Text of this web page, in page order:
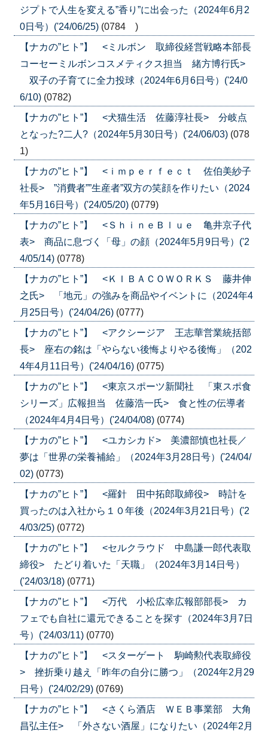
ジプトで人生を変える”香り”に出会った（2024年6月2
0日号）('24/06/25) (0784 )
【ナカの”ヒト”】 <ミルボン 取締役経営戦略本部長
コーセーミルボンコスメティクス担当 緒方博行氏>
双子の子育てに全力投球（2024年6月6日号）('24/0
6/10) (0782)
【ナカの”ヒト”】 <犬猫生活 佐藤淳社長> 分岐点
となった?二人?（2024年5月30日号）('24/06/03) (078
1)
【ナカの”ヒト”】 <ｉｍｐｅｒｆｅｃｔ 佐伯美紗子
社長> ”消費者””生産者”双方の笑顔を作りたい（2024
年5月16日号）('24/05/20) (0779)
【ナカの”ヒト”】 <ＳｈｉｎｅＢｌｕｅ 亀井京子代
表> 商品に息づく「母」の顔（2024年5月9日号）('2
4/05/14) (0778)
【ナカの”ヒト”】 <ＫＩＢＡＣＯＷＯＲＫＳ 藤井伸
之氏> 「地元」の強みを商品やイベントに（2024年4
月25日号）('24/04/26) (0777)
【ナカの”ヒト”】 <アクシージア 王志華営業統括部
長> 座右の銘は「やらない後悔よりやる後悔」（202
4年4月11日号）('24/04/16) (0775)
【ナカの”ヒト”】 <東京スポーツ新聞社 「東スポ食
シリーズ」広報担当 佐藤浩一氏> 食と性の伝導者
（2024年4月4日号）('24/04/08) (0774)
【ナカの”ヒト”】 <ユカシカド> 美濃部慎也社長／
夢は「世界の栄養補給」（2024年3月28日号）('24/04/
02) (0773)
【ナカの”ヒト”】 <羅針 田中拓郎取締役> 時計を
買ったのは入社から１０年後（2024年3月21日号）('2
4/03/25) (0772)
【ナカの”ヒト”】 <セルクラウド 中島謙一郎代表取
締役> たどり着いた「天職」（2024年3月14日号）
('24/03/18) (0771)
【ナカの”ヒト”】 <万代 小松広幸広報部部長> カ
フェでも自社に還元できることを探す（2024年3月7日
号）('24/03/11) (0770)
【ナカの”ヒト”】 <スターゲート 駒崎勲代表取締役
> 挫折乗り越え「昨年の自分に勝つ」（2024年2月29
日号）('24/02/29) (0769)
【ナカの”ヒト”】 <さくら酒店 ＷＥＢ事業部 大角
昌弘主任> 「外さない酒屋」になりたい（2024年2月